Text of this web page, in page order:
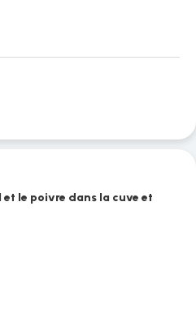
et le poivre dans la cuve et